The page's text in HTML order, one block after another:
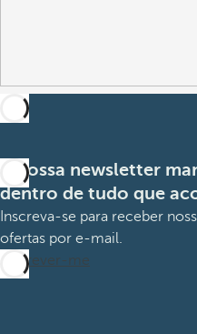
A nossa newsletter
dentro de tudo que
Inscreva-se para receber
ofertas por e-mail.
Inscrever-me